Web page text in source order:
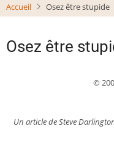
Accueil Osez être stupide
Osez être
©
Un article de Steve